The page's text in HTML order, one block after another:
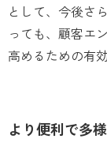
として、今後さ
っても、顧客エ
高めるための有
より便利で多